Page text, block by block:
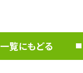
一覧にもどる